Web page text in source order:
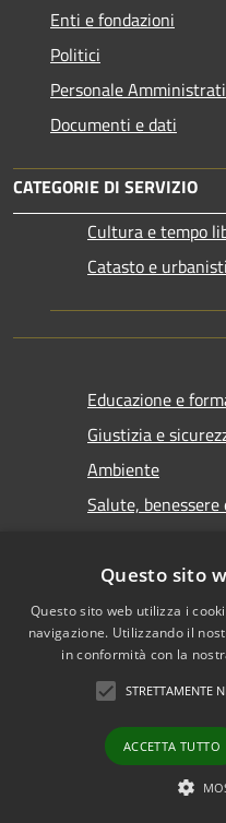
Enti e fondazioni
Politici
Personale
Documenti e dati
CATEGORIE DI SERVIZIO
Cultura e tempo
Catasto e
Educazione e
Giustizia e
Ambiente
Salute, benessere
NOVITÀ
Comunicati
Questo sito
Questo sito web utilizza i
navigazione. Utilizzando il
in conformità con la
STRETTAMENTE
ACCETTA TUTTO